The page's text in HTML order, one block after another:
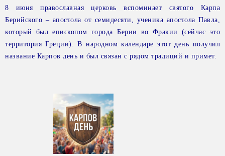
8 июня православная церковь вспоминает святого Карпа
Берийского – апостола от семидесяти, ученика апостола Павла,
который был епископом города Берии во Фракии (сейчас это
территория Греции). В народном календаре этот день получил
название Карпов день и был связан с рядом традиций и примет.